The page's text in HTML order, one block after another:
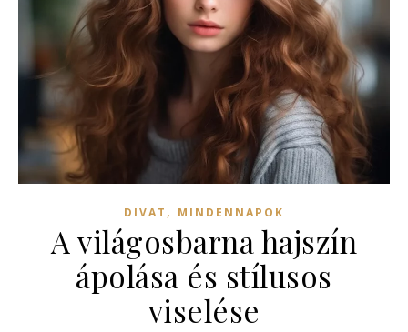
DIVAT , MINDENNAPOK
A világosbarna hajszín
ápolása és stílusos
viselése